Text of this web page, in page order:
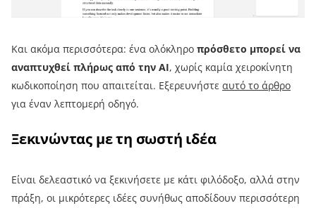
Και ακόμα περισσότερα: ένα ολόκληρο πρόσθετο μπορεί να
αναπτυχθεί πλήρως από την AI, χωρίς καμία χειροκίνητη
κωδικοποίηση που απαιτείται. Εξερευνήστε αυτό το άρθρο
για έναν λεπτομερή οδηγό.
Ξεκινώντας με τη σωστή ιδέα
Είναι δελεαστικό να ξεκινήσετε με κάτι φιλόδοξο, αλλά στην
πράξη, οι μικρότερες ιδέες συνήθως αποδίδουν περισσότερη